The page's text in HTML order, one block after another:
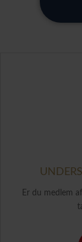
Er du medlem